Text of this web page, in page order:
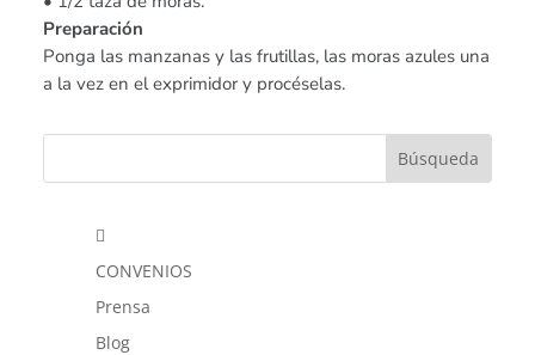
Preparación
Ponga las manzanas y las frutillas, las moras azules una
a la vez en el exprimidor y procéselas.

CONVENIOS
Prensa
Blog